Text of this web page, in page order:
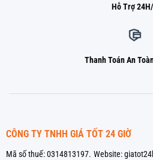
Hỗ Trợ
Thanh Toán An
CÔNG TY TNHH GIÁ TỐT 24 GIỜ
Mã số thuế: 0314813197. Website: